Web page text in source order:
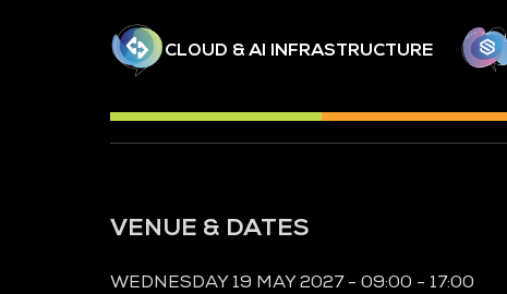
CLOUD & AI INFRASTRUCTURE
VENUE & DATES
WEDNESDAY 19 MAY 2027 - 09:00 - 17:00